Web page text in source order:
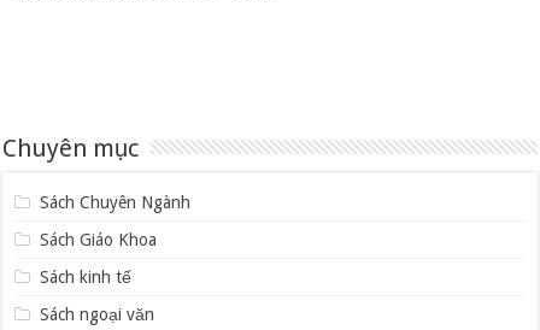
Chuyên mục
Sách Chuyên Ngành
Sách Giáo Khoa
Sách kinh tế
Sách ngoại văn